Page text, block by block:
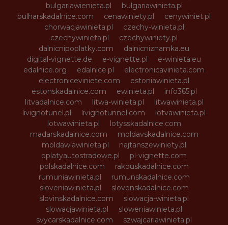
bulgariawienieta.pl
bulgariawinieta.pl
bulharskadalnice.com
cenawiniety.pl
cenywiniet.pl
chorwacjawinieta.pl
czechy-winieta.pl
czechywinieta.pl
czechywiniety.pl
dalnicnipoplatky.com
dalnicniznamka.eu
digital-vignette.de
e-vignette.pl
e-winieta.eu
edalnice.org
edalnice.pl
electronicavinieta.com
electroniceviniete.com
estoniawinieta.pl
estonskadalnice.com
ewinieta.pl
info365.pl
litvadalnice.com
litwa-winieta.pl
litwawinieta.pl
livignotunel.pl
livignotunnel.com
lotvawinieta.pl
lotwawinieta.pl
lotysskadalnice.com
madarskadalnice.com
moldavskadalnice.com
moldawiawinieta.pl
najtanszewiniety.pl
oplatyautostradowe.pl
pl-vignette.com
polskadalnice.com
rakouskadalnice.com
rumuniawinieta.pl
rumunskadalnice.com
sloveniawinieta.pl
slovenskadalnice.com
slovinskadalnice.com
slowacja-winieta.pl
slowacjawinieta.pl
sloweniawinieta.pl
svycarskadalnice.com
szwajcariawinieta.pl